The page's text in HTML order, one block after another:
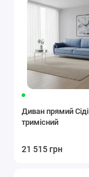
Диван прямий
тримісний
21 515 грн